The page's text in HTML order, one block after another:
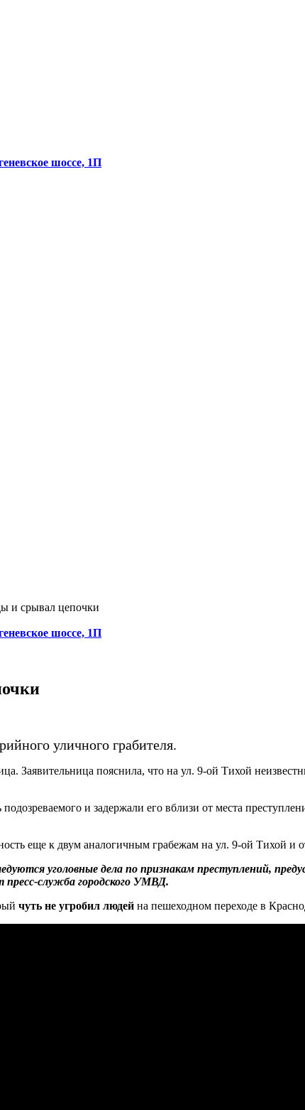
шоссе, 1П
и срывал цепочки
шоссе, 1П
уличного грабителя.
Заявительница пояснила, что на ул. 9-ой Тихой
и задержали его вблизи от места
еще к двум аналогичным грабежам на ул. 9-ой
уголовные дела по признакам преступлений,
служба городского УМВД.
чуть не угробил людей на пешеходном переходе в